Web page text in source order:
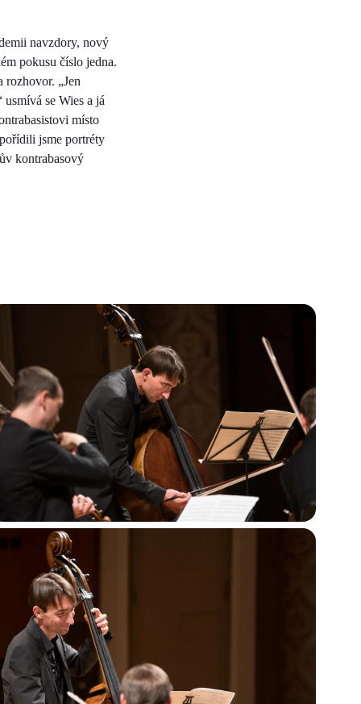
navzdory, nový
pokusu číslo jedna.
rozhovor. „Jen
se Wies a já
místo
jsme portréty
kontrabasový